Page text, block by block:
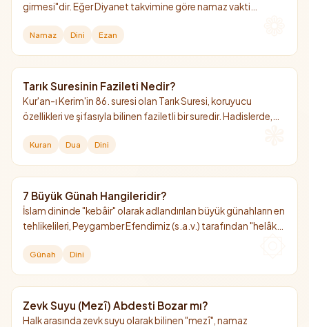
girmesi"dir. Eğer Diyanet takvimine göre namaz vakti
ve geçerlidir.
Namaz Dini Ezan
Tarık Suresinin Fazileti Nedir?
Kur'an-ı Kerim'in 86. suresi olan Tarık Suresi, koruyucu
özellikleri ve şifasıyla bilinen faziletli bir suredir. Hadislerde,
müjdelenmiştir.
Kuran Dua Dini
7 Büyük Günah Hangileridir?
İslam dininde "kebâir" olarak adlandırılan büyük günahların en
tehlikelileri, Peygamber Efendimiz (s.a.v.) tarafından "helâk
koşmak gelir.
Günah Dini
Zevk Suyu (Mezî) Abdesti Bozar mı?
Halk arasında zevk suyu olarak bilinen "mezî", namaz